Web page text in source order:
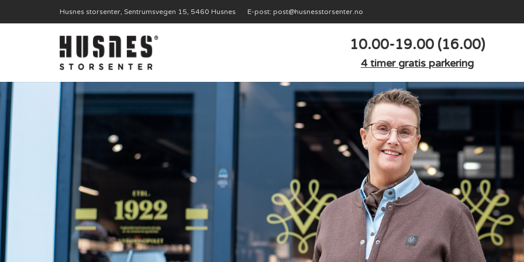
Husnes storsenter, Sentrumsvegen 15, 5460 Husnes E-post: post@husnesstorsenter.no
10.00-19.00 (16.00)
4 timer gratis parkering